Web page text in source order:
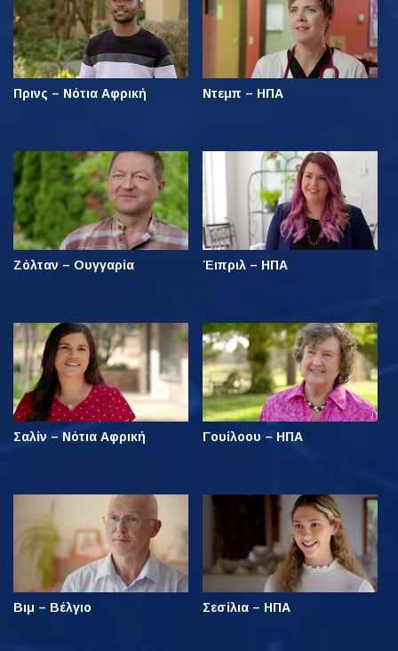
Πρινς – Νότια Αφρική Ντεμπ – ΗΠΑ
Ζόλταν – Ουγγαρία Έιπριλ – ΗΠΑ
Σαλίν – Νότια Αφρική Γουίλοου – ΗΠΑ
Βιμ – Βέλγιο Σεσίλια – ΗΠΑ